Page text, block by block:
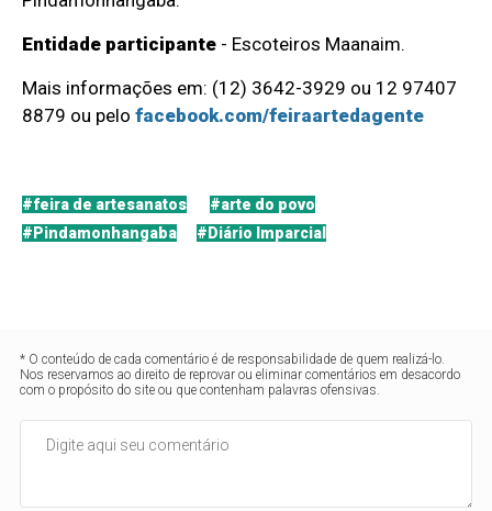
Entidade participante - Escoteiros Maanaim.
Mais informações em: (12) 3642-3929 ou 12 97407
8879 ou pelofacebook.com/feiraartedagente
#feira de artesanatos
#arte do povo
#Pindamonhangaba
#Diário Imparcial
* O conteúdo de cada comentário é de responsabilidade de quem realizá-lo.
Nos reservamos ao direito de reprovar ou eliminar comentários em desacordo
com o propósito do site ou que contenham palavras ofensivas.